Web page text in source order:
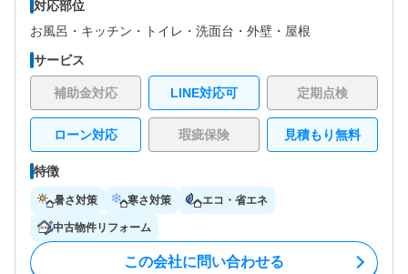
対応部位
お風呂・ キッチン・ トイレ・ 洗面台・ 外壁・ 屋根
サービス
補助金対応 LINE対応可 定期点検
ローン対応 瑕疵保険 見積もり無料
特徴
暑さ対策 寒さ対策 エコ・省エネ
中古物件リフォーム
この会社に問い合わせる